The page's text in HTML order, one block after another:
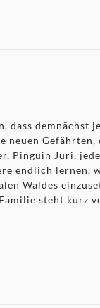
dass demnächst
Gefährten,
Pinguin Juri,
endlich lernen,
Waldes
steht kurz